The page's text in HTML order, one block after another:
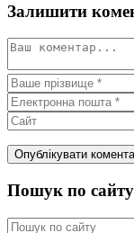
Залишити
Пошук по сайту